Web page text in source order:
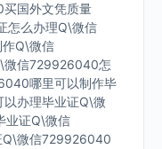
国外文凭质量
怎么办理Q\微信
Q\微信
微信729926040怎
哪里可以制作毕
办理毕业证Q\微
业证Q\微信
Q\微信729926040